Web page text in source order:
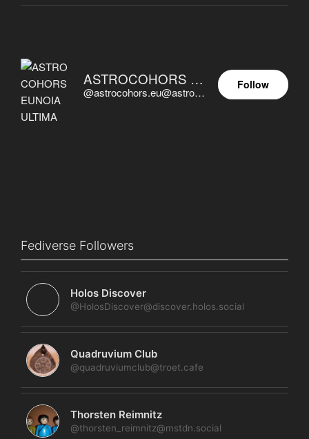
ASTROCOHORS EUNOIA ULTIMA
@astrocohors.eu@astrocohors.eu
Follow
Fediverse Followers
Holos Discover
@HolosDiscover@discover.holos.social
Quadruvium Club
@quadruviumclub@troet.cafe
Thorsten Reimnitz
@thorsten_reimnitz@mstdn.social